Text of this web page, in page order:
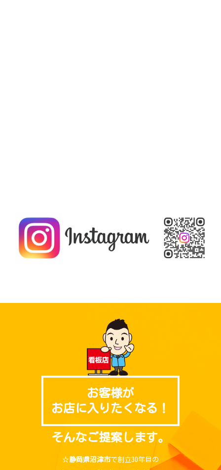
お客様が
お店に入りたくなる！
そんなご提案します。
☆静岡県沼津市で創立30年目の